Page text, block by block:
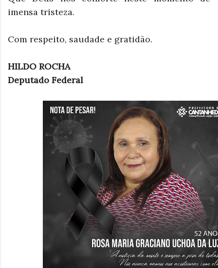
imensa tristeza.
Com respeito, saudade e gratidão.
HILDO ROCHA
Deputado Federal